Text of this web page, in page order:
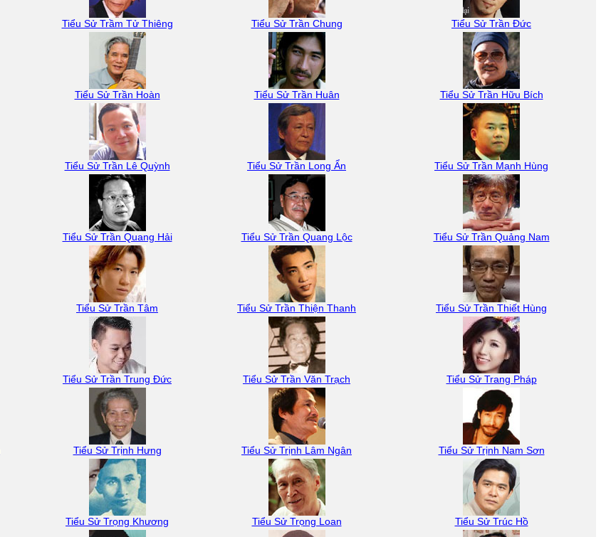
Tiểu Sử Trầm Tử Thiêng Tiểu Sử Trần Chung Tiểu Sử Trần Đức
Tiểu Sử Trần Hoàn Tiểu Sử Trần Huân Tiểu Sử Trần Hữu Bích
Tiểu Sử Trần Lê Quỳnh Tiểu Sử Trần Long Ẩn Tiểu Sử Trần Mạnh Hùng
Tiểu Sử Trần Quang Hải Tiểu Sử Trần Quang Lộc Tiểu Sử Trần Quảng Nam
Tiểu Sử Trần Tâm Tiểu Sử Trần Thiện Thanh Tiểu Sử Trần Thiết Hùng
Tiểu Sử Trần Trung Đức Tiểu Sử Trần Văn Trạch Tiểu Sử Trang Pháp
Tiểu Sử Trịnh Hưng Tiểu Sử Trịnh Lâm Ngân Tiểu Sử Trịnh Nam Sơn
Tiểu Sử Trọng Khương Tiểu Sử Trọng Loan Tiểu Sử Trúc Hồ